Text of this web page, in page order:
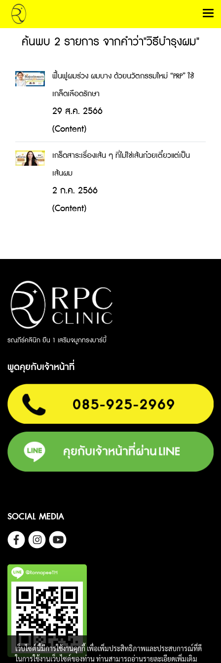
ค้นพบ 2 รายการ จากคำว่า"วิธีบำรุงผม"
ฟื้นฟูผมร่วง ผมบาง ด้วยนวัตกรรมใหม่ “PRP” ใช้
เกล็ดเลือดรักษา
29 ส.ค. 2566
(Content)
เกร็ดสาระเรื่องเส้น ๆ ที่ไม่ใช่เส้นก๋วยเตี๋ยวแต่เป็น
เส้นผม
2 ก.ค. 2566
(Content)
รณภีร์คลินิก ยืน 1 เสริมจมูกทรงบาร์บี้
พูดคุยกับเจ้าหน้าที่
SOCIAL MEDIA
@RonnapeeTH
เว็บไซต์นี้มีการใช้งานคุกกี้ เพื่อเพิ่มประสิทธิภาพและประสบการณ์ที่ดี
ในการใช้งานเว็บไซต์ของท่าน ท่านสามารถอ่านรายละเอียดเพิ่มเติม